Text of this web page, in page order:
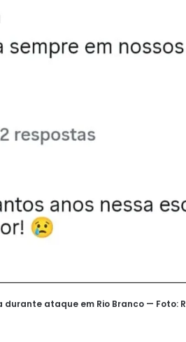
ataque em Rio Branco — Foto: